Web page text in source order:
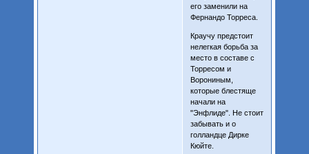
его заменили на
Фернандо Торреса.
Краучу предстоит
нелегкая борьба за
место в составе с
Торресом и
Ворониным,
которые блестяще
начали на
"Энфлиде". Не стоит
забывать и о
голландце Дирке
Кюйте.